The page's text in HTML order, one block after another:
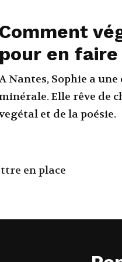
Comment
pour en
Nantes, Sophie a
Elle rêve de
et de la poésie.
en place